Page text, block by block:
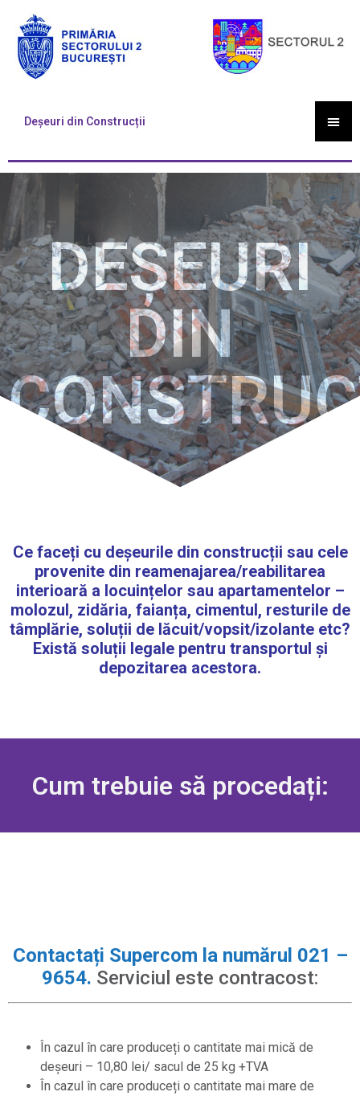
Deșeuri din Construcții
DEȘEURI
DIN
Ce faceți cu deșeurile din construcții sau cele
provenite din reamenajarea/reabilitarea
interioară a locuințelor sau apartamentelor –
molozul, zidăria, faianța, cimentul, resturile de
tâmplărie, soluții de lăcuit/vopsit/izolante etc?
Există soluții legale pentru transportul și
depozitarea acestora.
Cum trebuie să procedați:
Contactați Supercom la numărul 021 –
9654. Serviciul este contracost:
În cazul în care produceți o cantitate mai mică de
deșeuri – 10,80 lei/ sacul de 25 kg +TVA
În cazul în care produceți o cantitate mai mare de